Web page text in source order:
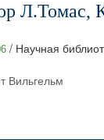
Л.Томас,
/ Научная
Вильгельм